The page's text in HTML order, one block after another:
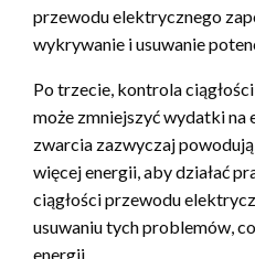
przewodu elektrycznego
wykrywanie i usuwanie
Po trzecie, kontrola
może zmniejszyć wydatki na
zwarcia zazwyczaj
więcej energii, aby działać
ciągłości przewodu
usuwaniu tych problemów,
energii.